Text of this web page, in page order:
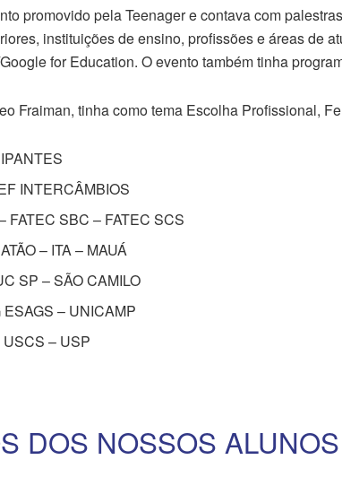
promovido pela Teenager e contava com
instituições de ensino, profissões e áreas de
for Education. O evento também tinha
Fraiman, tinha como tema Escolha Profissional,
INTERCÂMBIOS
FATEC SBC – FATEC SCS
– ITA – MAUÁ
SP – SÃO CAMILO
– UNICAMP
– USP
DOS NOSSOS ALUNOS